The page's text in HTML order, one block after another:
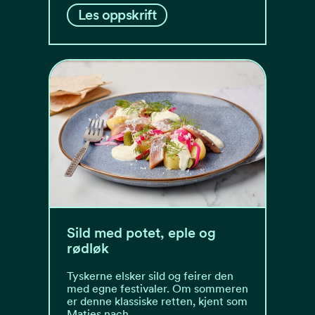
Les oppskrift
Sild med potet, eple og
rødløk
Tyskerne elsker sild og feirer den
med egne festivaler. Om sommeren
er denne klassiske retten, kjent som